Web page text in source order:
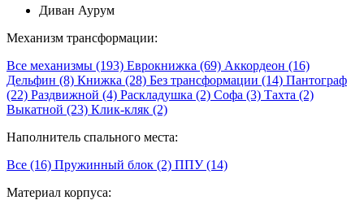
Диван Аурум
Механизм трансформации:
Все механизмы (193) Еврокнижка (69) Аккордеон (16)
Дельфин (8) Книжка (28) Без трансформации (14) Пантограф
(22) Раздвижной (4) Раскладушка (2) Софа (3) Тахта (2)
Выкатной (23) Клик-кляк (2)
Наполнитель спального места:
Все (16) Пружинный блок (2) ППУ (14)
Материал корпуса: